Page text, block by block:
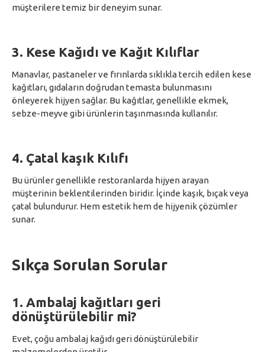
müşterilere temiz bir deneyim sunar.
3. Kese Kağıdı ve Kağıt Kılıflar
Manavlar, pastaneler ve fırınlarda sıklıkla tercih edilen kese
kağıtları, gıdaların doğrudan temasta bulunmasını
önleyerek hijyen sağlar. Bu kağıtlar, genellikle ekmek,
sebze-meyve gibi ürünlerin taşınmasında kullanılır.
4. Çatal kaşık Kılıfı
Bu ürünler genellikle restoranlarda hijyen arayan
müşterinin beklentilerinden biridir. İçinde kaşık, bıçak veya
çatal bulundurur. Hem estetik hem de hijyenik çözümler
sunar.
Sıkça Sorulan Sorular
1. Ambalaj kağıtları geri
dönüştürülebilir mi?
Evet, çoğu ambalaj kağıdı geri dönüştürülebilir